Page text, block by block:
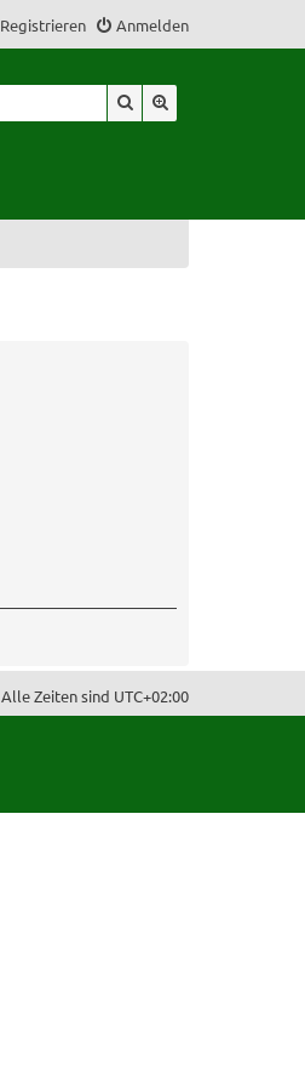
Anmelden
Registrieren
Suche
Alle Zeiten sind UTC+02:00